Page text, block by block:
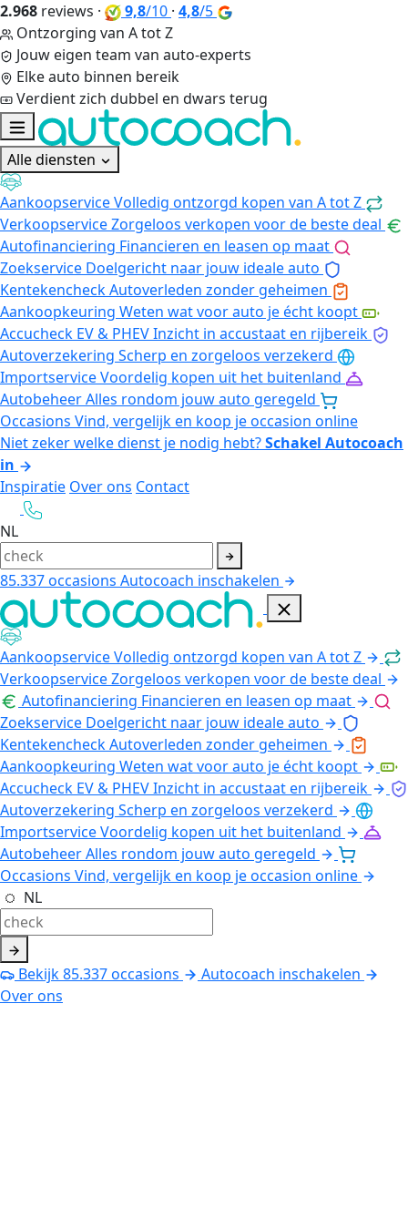
2.968 reviews · 9,8/10 · 4,8/5
Ontzorging van A tot Z
Jouw eigen team van auto-experts
Elke auto binnen bereik
Verdient zich dubbel en dwars terug
Alle diensten
AankoopserviceVolledig ontzorgd kopen van A tot Z
VerkoopserviceZorgeloos verkopen voor de beste deal
Autofinanciering Financieren en leasen op maat
Zoekservice Doelgericht naar jouw ideale auto
KentekencheckAutoverleden zonder geheimen
Aankoopkeuring Weten wat voor auto je écht koopt
Accucheck EV & PHEVInzicht in accustaat en rijbereik
Autoverzekering Scherp en zorgeloos verzekerd
ImportserviceVoordelig kopen uit het buitenland
AutobeheerAlles rondom jouw auto geregeld
Occasions Vind, vergelijk en koop je occasion online
Niet zeker welke dienst je nodig hebt?Schakel Autocoach
in
Inspiratie Over ons Contact
NL
85.337occasions Autocoach inschakelen
AankoopserviceVolledig ontzorgd kopen van A tot Z
VerkoopserviceZorgeloos verkopen voor de beste deal
Autofinanciering Financieren en leasen op maat
Zoekservice Doelgericht naar jouw ideale auto
KentekencheckAutoverleden zonder geheimen
Aankoopkeuring Weten wat voor auto je écht koopt
Accucheck EV & PHEVInzicht in accustaat en rijbereik
Autoverzekering Scherp en zorgeloos verzekerd
ImportserviceVoordelig kopen uit het buitenland
AutobeheerAlles rondom jouw auto geregeld
Occasions Vind, vergelijk en koop je occasion online
NL
Bekijk85.337occasions
Autocoach inschakelen
Over ons